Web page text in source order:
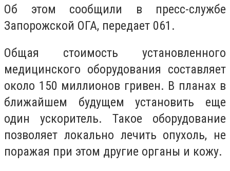
Об этом сообщили в пресс-службе
Запорожской ОГА, передает 061.
Общая стоимость установленного
медицинского оборудования составляет
около 150 миллионов гривен. В планах в
ближайшем будущем установить еще
один ускоритель. Такое оборудование
позволяет локально лечить опухоль, не
поражая при этом другие органы и кожу.